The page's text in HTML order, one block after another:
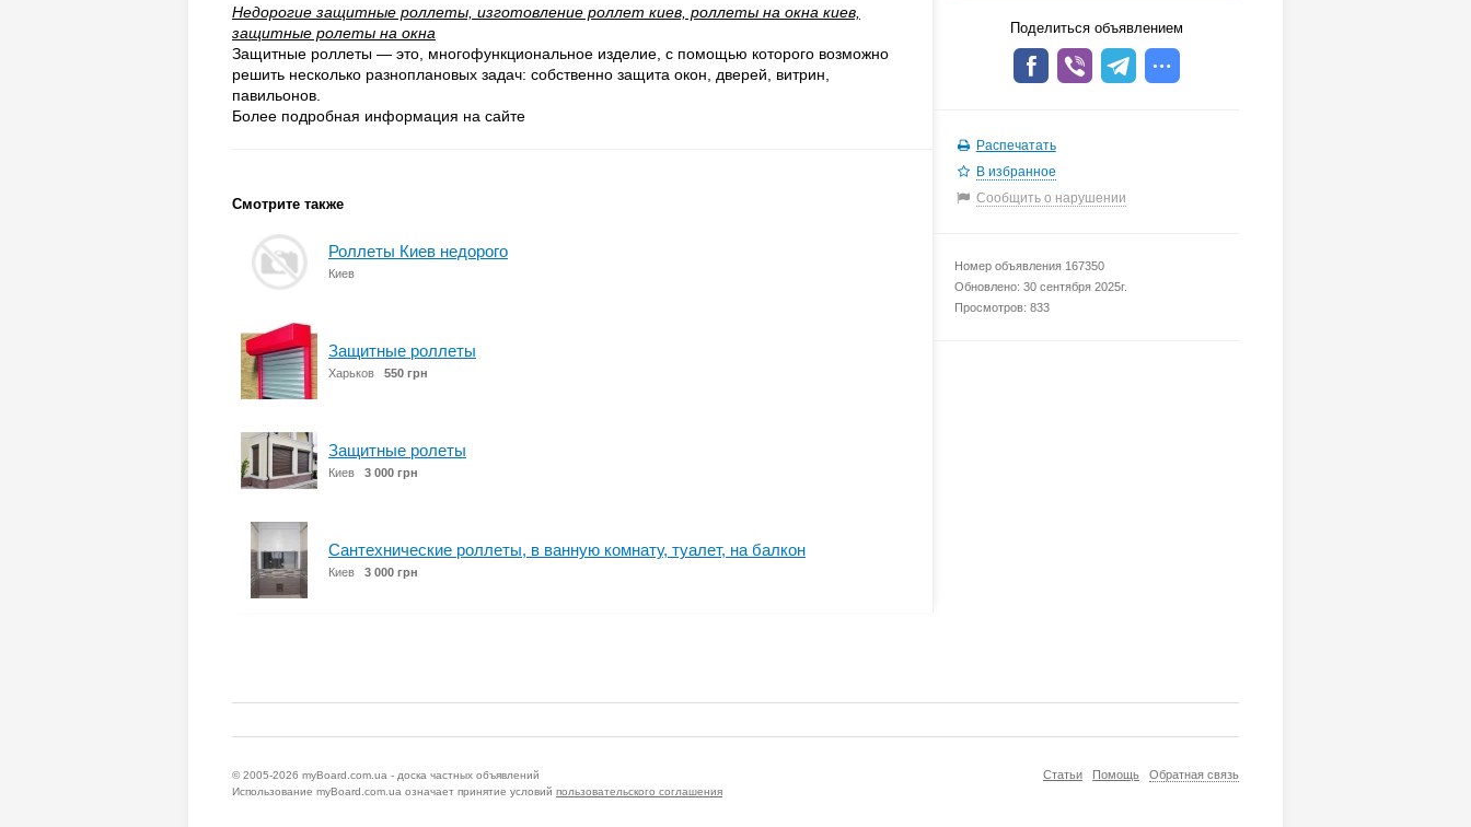
Недорогие защитные роллеты, изготовление роллет киев, роллеты на окна киев,
защитные ролеты на окна
Защитные роллеты — это, многофункциональ​ное изделие, с помощью которого возможно
решить несколько разноплановы​х задач: собственно защита окон, дверей, витрин,
павильонов.
Более подробная информация на сайте
Смотрите также
Роллеты Киев недорого
Киев
Защитные роллеты
Харьков 550 грн
Защитные ролеты
Киев 3 000 грн
Сантехнические роллеты, в ванную комнату, туалет, на балкон
Киев 3 000 грн
Поделиться объявлением
Распечатать
В избранное
Сообщить о нарушении
Номер объявления 167350
Обновлено: 30 сентября 2025г.
Просмотров: 833
Статьи Помощь Обратная связь
© 2005-2026 myBoard.com.ua - доска частных объявлений
Использование myBoard.com.ua означает принятие условий пользовательского соглашения